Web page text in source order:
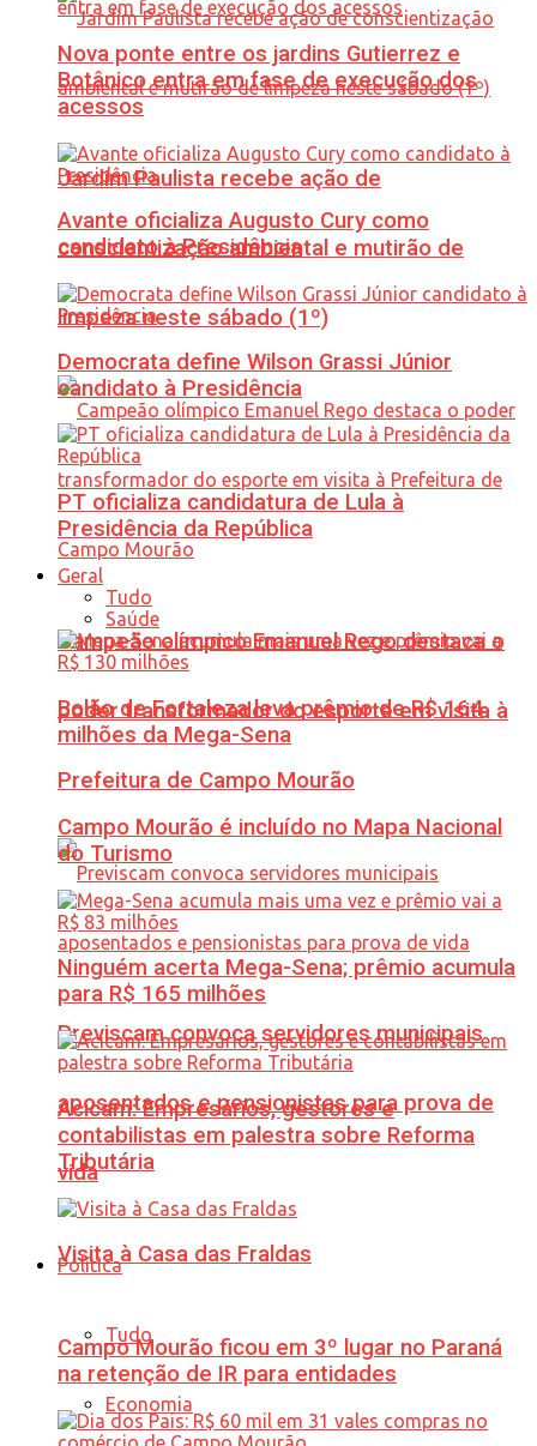
Jardim Paulista recebe ação de
conscientização ambiental e mutirão de
limpeza neste sábado (1º)
Campeão olímpico Emanuel Rego destaca o
poder transformador do esporte em visita à
Prefeitura de Campo Mourão
Previscam convoca servidores municipais
aposentados e pensionistas para prova de
vida
Política
Tudo
Economia
Nova ponte entre os jardins Gutierrez e
Botânico entra em fase de execução dos
acessos
Avante oficializa Augusto Cury como
candidato à Presidência
Democrata define Wilson Grassi Júnior
candidato à Presidência
PT oficializa candidatura de Lula à
Presidência da República
Geral
Tudo
Saúde
Bolão de Fortaleza leva prêmio de R$ 164
milhões da Mega-Sena
Campo Mourão é incluído no Mapa Nacional
do Turismo
Ninguém acerta Mega-Sena; prêmio acumula
para R$ 165 milhões
Acicam: Empresários, gestores e
contabilistas em palestra sobre Reforma
Tributária
Visita à Casa das Fraldas
Campo Mourão ficou em 3º lugar no Paraná
na retenção de IR para entidades